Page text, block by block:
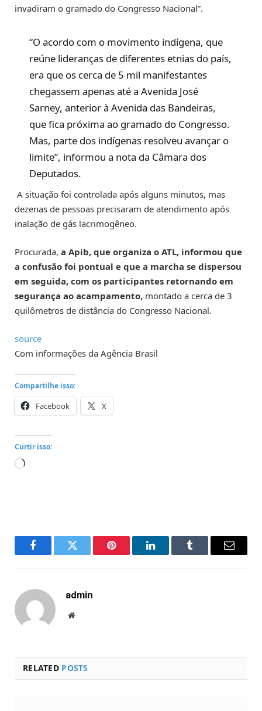
invadiram o gramado do Congresso Nacional”.
“O acordo com o movimento indígena, que
reúne lideranças de diferentes etnias do país,
era que os cerca de 5 mil manifestantes
chegassem apenas até a Avenida José
Sarney, anterior à Avenida das Bandeiras,
que fica próxima ao gramado do Congresso.
Mas, parte dos indígenas resolveu avançar o
limite”, informou a nota da Câmara dos
Deputados.
A situação foi controlada após alguns minutos, mas
dezenas de pessoas precisaram de atendimento após
inalação de gás lacrimogêneo.
Procurada, a Apib, que organiza o ATL, informou que
a confusão foi pontual e que a marcha se dispersou
em seguida, com os participantes retornando em
segurança ao acampamento, montado a cerca de 3
quilômetros de distância do Congresso Nacional.
source
Com informações da Agência Brasil
Compartilhe isso:
Facebook X
Curtir isso:
Carregando...
FacebookTwitter Pinterest LinkedInTumblr Email
admin
Website
RELATED POSTS